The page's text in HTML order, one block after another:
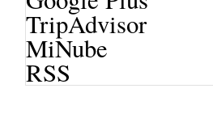
TripAdvisor
MiNube
RSS